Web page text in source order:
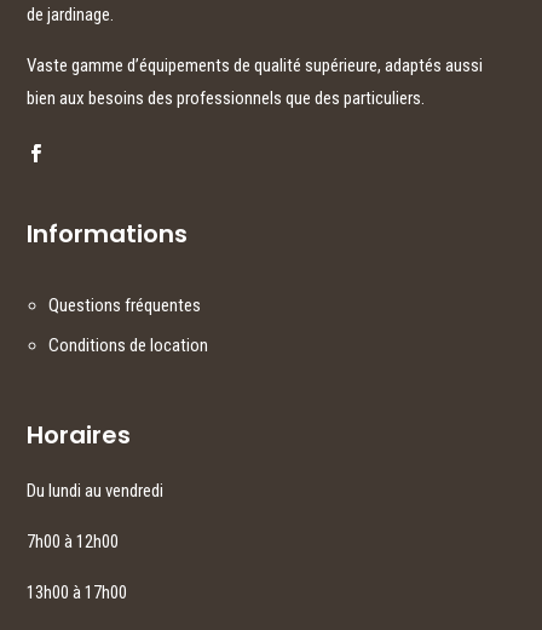
de jardinage.
Vaste gamme d’équipements de qualité supérieure, adaptés aussi
bien aux besoins des professionnels que des particuliers.
Informations
Questions fréquentes
Conditions de location
Horaires
Du lundi au vendredi
7h00 à 12h00
13h00 à 17h00